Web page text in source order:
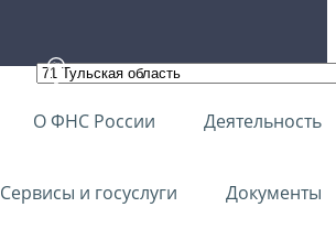
О ФНС России Деятельность
Сервисы и госуслуги Документы